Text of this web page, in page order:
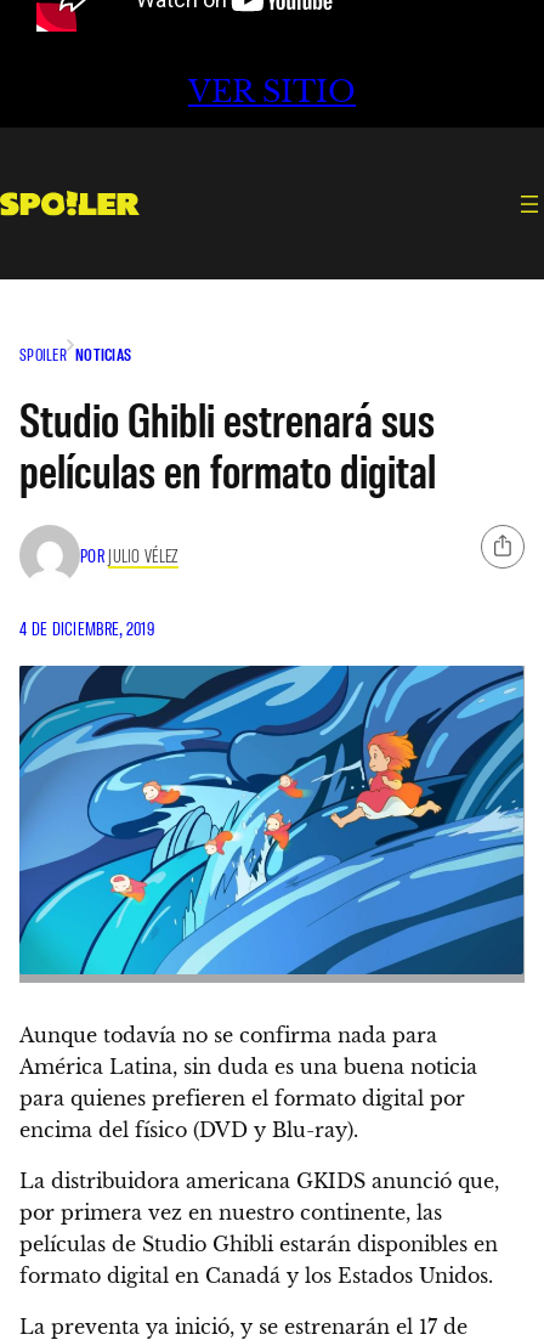
VER SITIO
SPOILER NOTICIAS
Studio Ghibli estrenará sus
películas en formato digital
POR JULIO VÉLEZ
4 DE DICIEMBRE, 2019
Aunque todavía no se confirma nada para
América Latina, sin duda es una buena noticia
para quienes prefieren el formato digital por
encima del físico (DVD y Blu-ray).
La distribuidora americana GKIDS anunció que,
por primera vez en nuestro continente, las
películas de Studio Ghibli estarán disponibles en
formato digital en Canadá y los Estados Unidos.
La preventa ya inició, y se estrenarán el 17 de